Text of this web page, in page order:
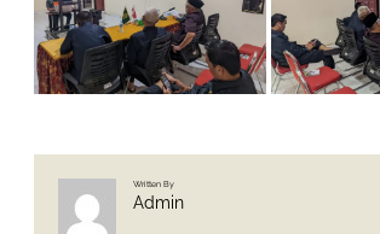
Written By
Admin